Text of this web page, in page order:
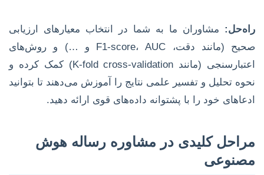
راه‌حل: مشاوران ما به شما در انتخاب معیارهای ارزیابی
صحیح (مانند دقت، F1-score، AUC و …) و روش‌های
اعتبارسنجی (مانند K-fold cross-validation) کمک کرده و
نحوه تحلیل و تفسیر علمی نتایج را آموزش می‌دهند تا بتوانید
ادعاهای خود را با پشتوانه داده‌های قوی ارائه دهید.
مراحل کلیدی در مشاوره رساله هوش
مصنوعی